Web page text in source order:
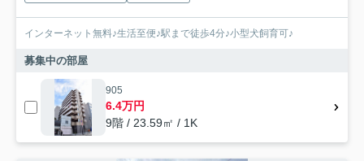
インターネット無料♪生活至便♪駅まで徒歩4分♪小型犬飼育可♪
募集中の部屋
905
6.4万円
9階 / 23.59㎡ / 1K